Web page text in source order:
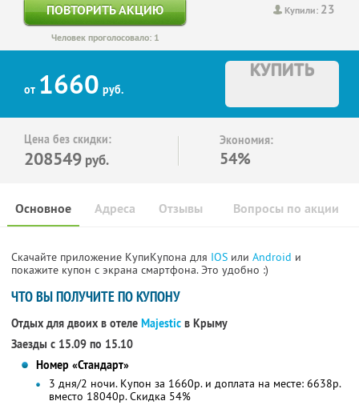
Купили: 23
ПОВТОРИТЬ АКЦИЮ
Человек проголосовало: 1
от 1660 руб.
КУПИТЬ
Цена без скидки:
208549 руб.
Экономия:
54%
Основное Отзывы Вопросы по акции
Адреса
Скачайте приложение КупиКупона для IOS или Android и
покажите купон с экрана смартфона. Это удобно :)
ЧТО ВЫ ПОЛУЧИТЕ ПО КУПОНУ
Отдых для двоих в отеле Majestic в Крыму
Заезды с 15.09 по 15.10
Номер «Стандарт»
3 дня/2 ночи. Купон за 1660р. и доплата на месте: 6638р.
вместо 18040р.Скидка 54%